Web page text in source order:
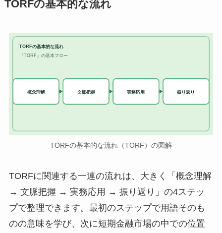
TORFの基本的な流れ
TORFの基本的な流れ
『TORF』の基本フロー
概念理解 文脈把握 実務応用 振り返り
TORFの基本的な流れ（TORF）の図解
TORFに関連する一連の流れは、大きく「概念理解
→ 文脈把握 → 実務応用 → 振り返り」の4ステッ
プで整理できます。最初のステップで用語そのも
のの意味を学び、次に短期金融市場の中での位置